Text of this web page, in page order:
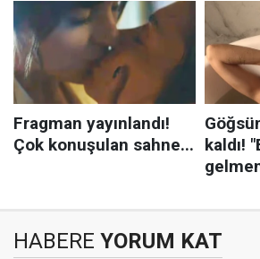
HABERE YORUM KAT